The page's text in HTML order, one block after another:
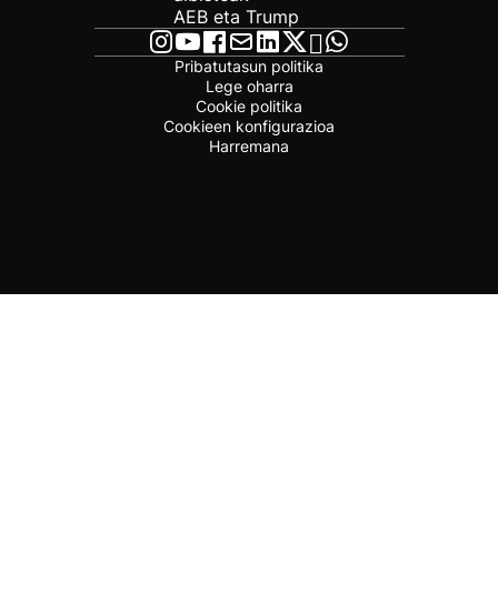
AEB eta Trump
Pribatutasun politika
Lege oharra
Cookie politika
Cookieen konfigurazioa
Harremana